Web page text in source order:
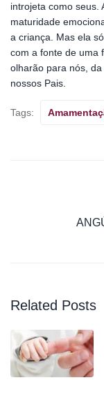
introjeta como seus.
maturidade
a criança. Mas ela
com a fonte de uma
olharão para nós,
nossos Pais.
Tags:
Related Posts